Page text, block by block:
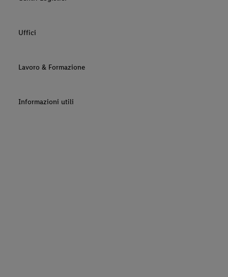
Uffici
Lavoro & Formazione
Informazioni utili